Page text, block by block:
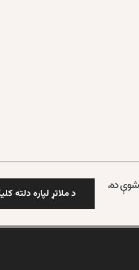
شوې ده، د ملاتړ لپاره دلته